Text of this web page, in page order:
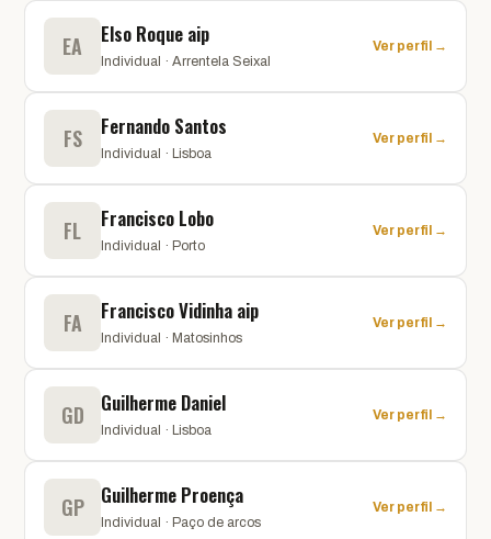
EA Elso Roque aip
Individual · Arrentela Seixal
Ver perfil →
FS Fernando Santos
Individual · Lisboa
Ver perfil →
FL Francisco Lobo
Individual · Porto
Ver perfil →
FA Francisco Vidinha aip
Individual · Matosinhos
Ver perfil →
GD Guilherme Daniel
Individual · Lisboa
Ver perfil →
GP Guilherme Proença
Individual · Paço de arcos
Ver perfil →